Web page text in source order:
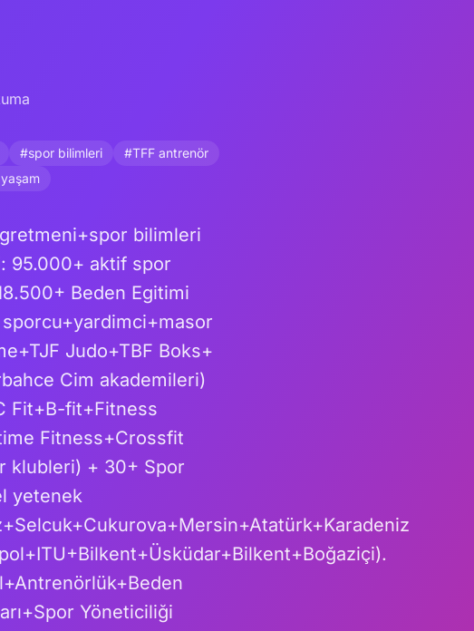
#spor bilimleri
#TFF antrenör
bilimleri
95.000+ aktif spor
Beden Egitimi
Judo+TBF Boks+
Cim akademileri)
Fit+B-fit+Fitness
Fitness+Crossfit
klubleri) + 30+ Spor
yetenek
Yöneticiliği